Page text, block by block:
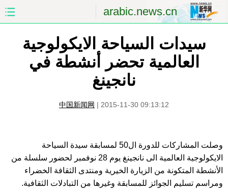
arabic.news.cn
الصفحة الأولى
الشرق الأوسط العالم
الرياضة السياحة والبيئة
مؤتمر صحفى للخارجية الصور
سيدات السياحة الايكولوجية
العالمية تحضر أنشطة في
نانجينغ
中国新闻网 | 2015-11-30 09:13:12
وصلت المشاركات للدورة ال50 لمسابقة سيدة السياحة
الايكولوجية العالمية الى نانجينغ يوم 28 نوفمبر لحضور سلسلة من
الأنشطة المتكونة من الزيارة الخيرية ومنتدى الثقافة الخضراء
ومراسم تسليم الجوائز للمسابقة وغيرها من التبادلات الثقافية.